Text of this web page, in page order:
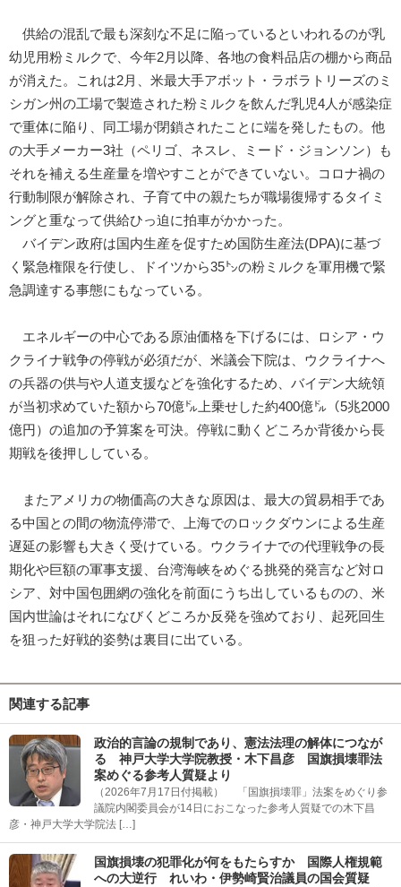
供給の混乱で最も深刻な不足に陥っているといわれるのが乳
幼児用粉ミルクで、今年2月以降、各地の食料品店の棚から商品
が消えた。これは2月、米最大手アボット・ラボラトリーズのミ
シガン州の工場で製造された粉ミルクを飲んだ乳児4人が感染症
で重体に陥り、同工場が閉鎖されたことに端を発したもの。他
の大手メーカー3社（ペリゴ、ネスレ、ミード・ジョンソン）も
それを補える生産量を増やすことができていない。コロナ禍の
行動制限が解除され、子育て中の親たちが職場復帰するタイミ
ングと重なって供給ひっ迫に拍車がかかった。
バイデン政府は国内生産を促すため国防生産法(DPA)に基づ
く緊急権限を行使し、ドイツから35㌧の粉ミルクを軍用機で緊
急調達する事態にもなっている。
エネルギーの中心である原油価格を下げるには、ロシア・ウ
クライナ戦争の停戦が必須だが、米議会下院は、ウクライナへ
の兵器の供与や人道支援などを強化するため、バイデン大統領
が当初求めていた額から70億㌦上乗せした約400億㌦（5兆2000
億円）の追加の予算案を可決。停戦に動くどころか背後から長
期戦を後押ししている。
またアメリカの物価高の大きな原因は、最大の貿易相手であ
る中国との間の物流停滞で、上海でのロックダウンによる生産
遅延の影響も大きく受けている。ウクライナでの代理戦争の長
期化や巨額の軍事支援、台湾海峡をめぐる挑発的発言など対ロ
シア、対中国包囲網の強化を前面にうち出しているものの、米
国内世論はそれになびくどころか反発を強めており、起死回生
を狙った好戦的姿勢は裏目に出ている。
関連する記事
政治的言論の規制であり、憲法法理の解体につなが
る 神戸大学大学院教授・木下昌彦 国旗損壊罪法
案めぐる参考人質疑より
（2026年7月17日付掲載） 「国旗損壊罪」法案をめぐり参
議院内閣委員会が14日におこなった参考人質疑での木下昌
彦・神戸大学大学院法 […]
国旗損壊の犯罪化が何をもたらすか 国際人権規範
への大逆行 れいわ・伊勢崎賢治議員の国会質疑